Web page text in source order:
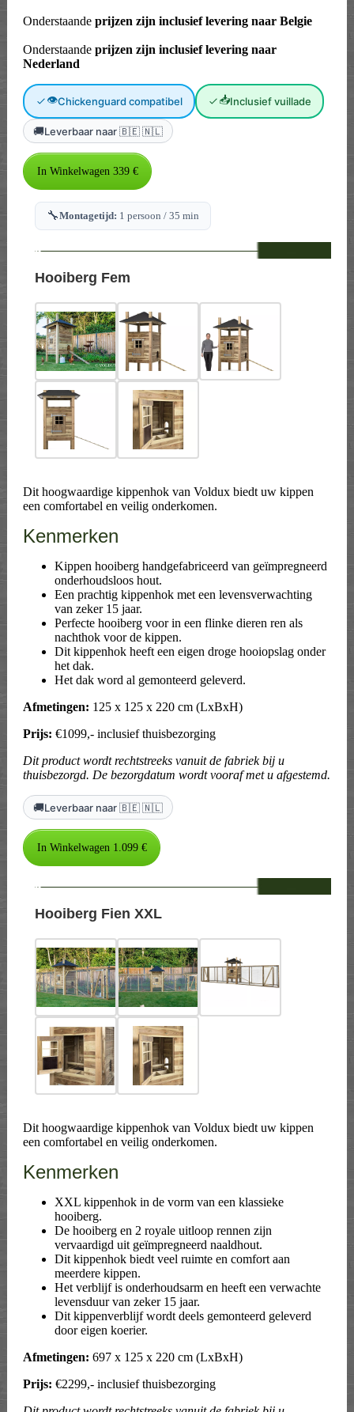
Onderstaande prijzen zijn inclusief levering naar Belgie
Onderstaande prijzen zijn inclusief levering naar
Nederland
👁Chickenguard compatibel 📥Inclusief vuillade
🚚Leverbaar naar 🇧🇪 🇳🇱
🔧Montagetijd: 1 persoon / 35 min
--
Hooiberg Fem
Dit hoogwaardige kippenhok van Voldux biedt uw kippen
een comfortabel en veilig onderkomen.
Kenmerken
Kippen hooiberg handgefabriceerd van geïmpregneerd
onderhoudsloos hout.
Een prachtig kippenhok met een levensverwachting
van zeker 15 jaar.
Perfecte hooiberg voor in een flinke dieren ren als
nachthok voor de kippen.
Dit kippenhok heeft een eigen droge hooiopslag onder
het dak.
Het dak word al gemonteerd geleverd.
Afmetingen: 125 x 125 x 220 cm (LxBxH)
Prijs: €1099,- inclusief thuisbezorging
Dit product wordt rechtstreeks vanuit de fabriek bij u
thuisbezorgd. De bezorgdatum wordt vooraf met u afgestemd.
🚚Leverbaar naar 🇧🇪 🇳🇱
--
Hooiberg Fien XXL
Dit hoogwaardige kippenhok van Voldux biedt uw kippen
een comfortabel en veilig onderkomen.
Kenmerken
XXL kippenhok in de vorm van een klassieke
hooiberg.
De hooiberg en 2 royale uitloop rennen zijn
vervaardigd uit geïmpregneerd naaldhout.
Dit kippenhok biedt veel ruimte en comfort aan
meerdere kippen.
Het verblijf is onderhoudsarm en heeft een verwachte
levensduur van zeker 15 jaar.
Dit kippenverblijf wordt deels gemonteerd geleverd
door eigen koerier.
Afmetingen: 697 x 125 x 220 cm (LxBxH)
Prijs: €2299,- inclusief thuisbezorging